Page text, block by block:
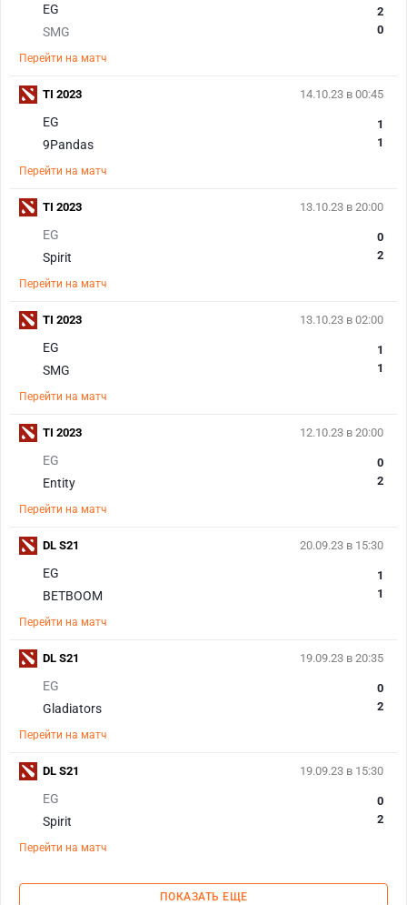
EG
SMG
2
0
Перейти на матч
14.10.23 в 00:45
EG
9Pandas
1
1
Перейти на матч
TI 2023
13.10.23 в 20:00
EG
Spirit
0
2
Перейти на матч
TI 2023
13.10.23 в 02:00
EG
SMG
1
1
Перейти на матч
TI 2023
12.10.23 в 20:00
EG
Entity
0
2
Перейти на матч
TI 2023
20.09.23 в 15:30
EG
BETBOOM
1
1
Перейти на матч
DL S21
19.09.23 в 20:35
EG
Gladiators
0
2
Перейти на матч
DL S21
19.09.23 в 15:30
EG
Spirit
0
2
Перейти на матч
DL S21
ПОКАЗАТЬ ЕЩЕ